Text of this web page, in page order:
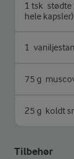
1 tsk stødte
hele kapsler)
1
75 g
25 g koldt
Tilbehør